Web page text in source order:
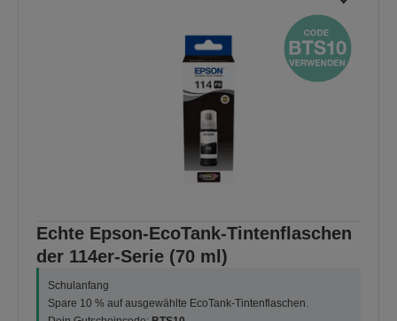
Echte Epson-EcoTank-Tintenflaschen
der 114er-Serie (70 ml)
Schulanfang
Spare 10 % auf ausgewählte EcoTank-Tintenflaschen.